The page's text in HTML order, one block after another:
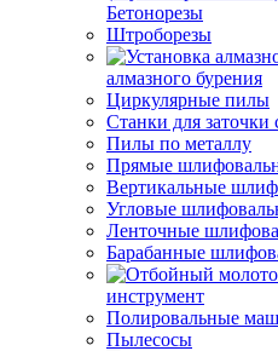
Бетонорезы
Штроборезы
алмазного бурения
Циркулярные пилы
Станки для заточки
Пилы по металлу
Прямые
Вертикальные
Угловые
Ленточные
Барабанные
инструмент
Полировальные
Пылесосы